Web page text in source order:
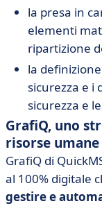
la presa in
elementi
ripartizione
la
sicurezza e i
sicurezza e
GrafiQ, uno
risorse
GrafiQ di
al 100% digitale
gestire e